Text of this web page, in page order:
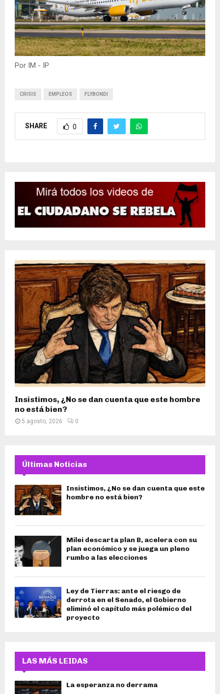
Por IM - IP
CRISIS EMPLEOS FLYBONDI
SHARE 0
Insistimos, ¿No se dan cuenta que este hombre
no está bien?
5 agosto, 2026 0
Últimas Noticias
Insistimos, ¿No se dan cuenta que este
hombre no está bien?
Milei descarta plan B, acelera con su
plan económico y se juega un pleno
rumbo a las elecciones
Ley de Tierras: ante el riesgo de
derrota en el Senado, el Gobierno
eliminó el capítulo más polémico del
proyecto
LAS MÁS LEIDAS
La esperanza no derrama